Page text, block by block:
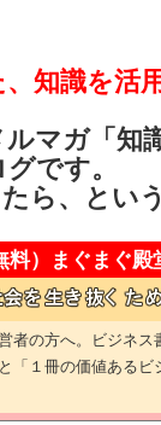
知識を活
マガ「知
です。
たら、と
） まぐまぐ殿
者の方へ。ビジネ
「１冊の価値ある